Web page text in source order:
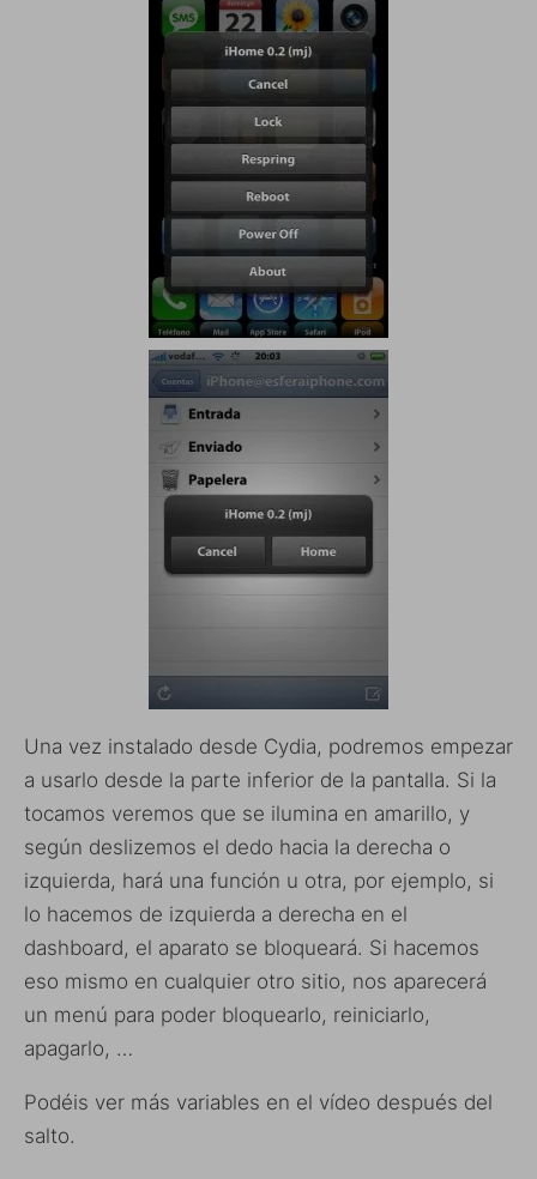
Una vez instalado desde Cydia, podremos empezar
a usarlo desde la parte inferior de la pantalla. Si la
tocamos veremos que se ilumina en amarillo, y
según deslizemos el dedo hacia la derecha o
izquierda, hará una función u otra, por ejemplo, si
lo hacemos de izquierda a derecha en el
dashboard, el aparato se bloqueará. Si hacemos
eso mismo en cualquier otro sitio, nos aparecerá
un menú para poder bloquearlo, reiniciarlo,
apagarlo, …
Podéis ver más variables en el vídeo después del
salto.